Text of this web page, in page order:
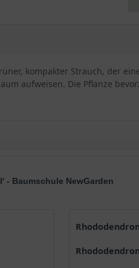
kompakter Strauch, der
aufweisen. Die Pflanze
Baumschule NewGarden